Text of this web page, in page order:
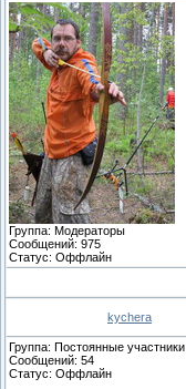
Группа: Модераторы
Сообщений: 975
Статус: Оффлайн
kychera
Группа: Постоянные участники
Сообщений: 54
Статус: Оффлайн